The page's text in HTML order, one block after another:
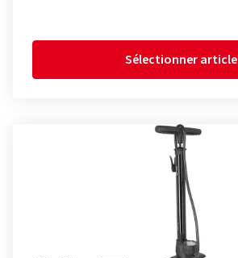
Sélectionner article